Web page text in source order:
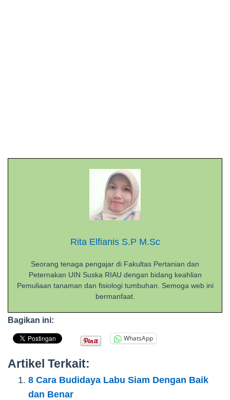
Rita Elfianis S.P M.Sc
Seorang tenaga pengajar di Fakultas Pertanian dan
Peternakan UIN Suska RIAU dengan bidang keahlian
Pemuliaan tanaman dan fisiologi tumbuhan. Semoga web ini
bermanfaat.
Bagikan ini:
WhatsApp
Artikel Terkait:
8 Cara Budidaya Labu Siam Dengan Baik
dan Benar